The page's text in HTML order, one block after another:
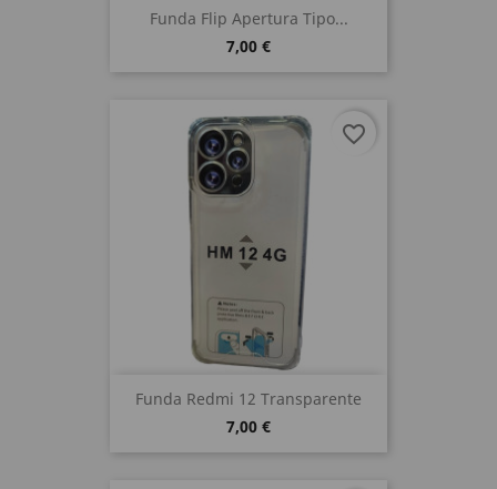
Funda Flip Apertura Tipo...
7,00 €
Funda Redmi 12 Transparente
7,00 €
favorite_border